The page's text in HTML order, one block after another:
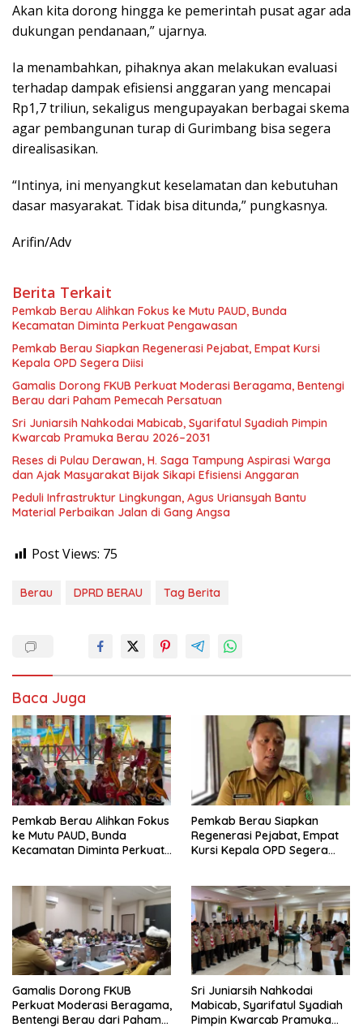
Akan kita dorong hingga ke pemerintah pusat agar ada
dukungan pendanaan,” ujarnya.
Ia menambahkan, pihaknya akan melakukan evaluasi
terhadap dampak efisiensi anggaran yang mencapai
Rp1,7 triliun, sekaligus mengupayakan berbagai skema
agar pembangunan turap di Gurimbang bisa segera
direalisasikan.
“Intinya, ini menyangkut keselamatan dan kebutuhan
dasar masyarakat. Tidak bisa ditunda,” pungkasnya.
Arifin/Adv
Berita Terkait
Pemkab Berau Alihkan Fokus ke Mutu PAUD, Bunda
Kecamatan Diminta Perkuat Pengawasan
Pemkab Berau Siapkan Regenerasi Pejabat, Empat Kursi
Kepala OPD Segera Diisi
Gamalis Dorong FKUB Perkuat Moderasi Beragama, Bentengi
Berau dari Paham Pemecah Persatuan
Sri Juniarsih Nahkodai Mabicab, Syarifatul Syadiah Pimpin
Kwarcab Pramuka Berau 2026–2031
Reses di Pulau Derawan, H. Saga Tampung Aspirasi Warga
dan Ajak Masyarakat Bijak Sikapi Efisiensi Anggaran
Peduli Infrastruktur Lingkungan, Agus Uriansyah Bantu
Material Perbaikan Jalan di Gang Angsa
Post Views: 75
Berau DPRD BERAU Tag Berita
Baca Juga
Pemkab Berau Alihkan Fokus
ke Mutu PAUD, Bunda
Kecamatan Diminta Perkuat
Pemkab Berau Siapkan
Regenerasi Pejabat, Empat
Kursi Kepala OPD Segera
Gamalis Dorong FKUB
Perkuat Moderasi Beragama,
Bentengi Berau dari Paham
Sri Juniarsih Nahkodai
Mabicab, Syarifatul Syadiah
Pimpin Kwarcab Pramuka